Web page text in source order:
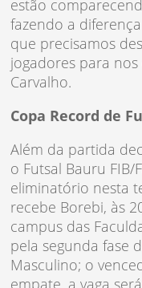
estão
fazendo a
que precisamos
jogadores para nos
Carvalho.
Copa Record de
Além da partida
o Futsal Bauru
eliminatório nesta
recebe Borebi, às
campus das
pela segunda fase
Masculino; o
empate, a vaga